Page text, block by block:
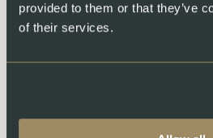
provided to them or that they’ve
of their services.